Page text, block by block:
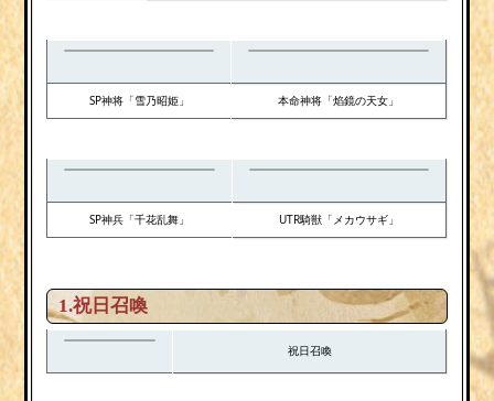
SP神将「雪乃昭姫」 本命神将「焰鏡の天女」
SP神兵「千花乱舞」 UTR騎獣「メカウサギ」
1.祝日召喚
祝日召喚